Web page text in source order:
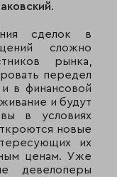
.
сделок в
сложно
рынка,
передел
в финансовой
и будут
в условиях
новые
их
ценам. Уже
девелоперы